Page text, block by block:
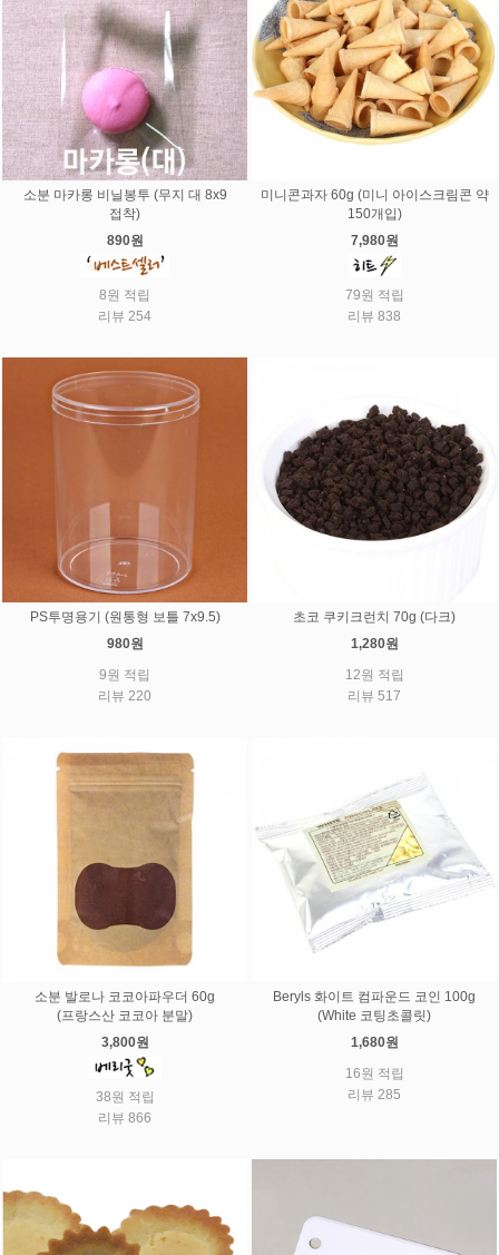
소분 마카롱 비닐봉투 (무지 대 8x9
접착)
890원
8원 적립
리뷰 254
미니콘과자 60g (미니 아이스크림콘 약
150개입)
7,980원
79원 적립
리뷰 838
PS투명용기 (원통형 보틀 7x9.5)
980원
9원 적립
리뷰 220
초코 쿠키크런치 70g (다크)
1,280원
12원 적립
리뷰 517
소분 발로나 코코아파우더 60g
(프랑스산 코코아 분말)
3,800원
38원 적립
리뷰 866
Beryls 화이트 컴파운드 코인 100g
(White 코팅초콜릿)
1,680원
16원 적립
리뷰 285